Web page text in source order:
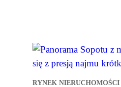
RYNEK NIERUCHOMOŚCI